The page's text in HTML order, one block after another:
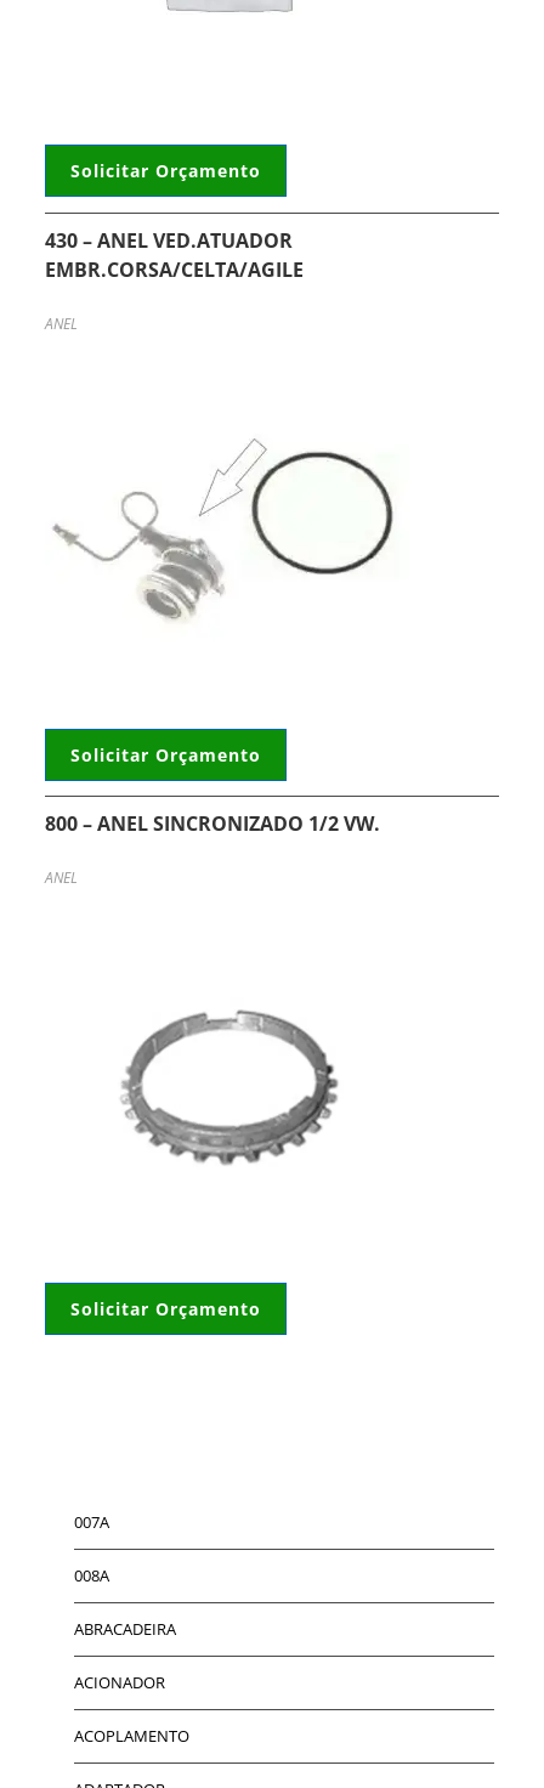
Solicitar Orçamento
430 – ANEL VED.ATUADOR
EMBR.CORSA/CELTA/AGILE
ANEL
Solicitar Orçamento
800 – ANEL SINCRONIZADO 1/2 VW.
ANEL
Solicitar Orçamento
007A
008A
ABRACADEIRA
ACIONADOR
ACOPLAMENTO